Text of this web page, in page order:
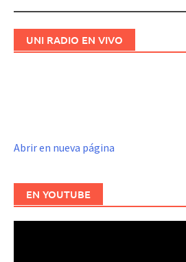
UNI RADIO EN VIVO
Abrir en nueva página
EN YOUTUBE